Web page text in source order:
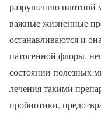
разрушению плотной
важные жизненные
останавливаются и
патогенной флоры,
состоянии полезных
лечения такими
пробиотики,